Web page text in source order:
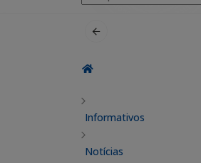
por:
Informativos
Notícias